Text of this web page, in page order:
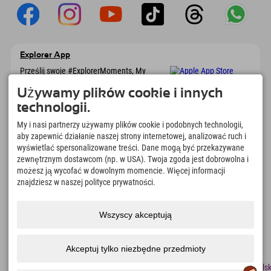
Explorer App
Prześlij swoje #ExplorerMoments, My
marzeń, przeglądem restauracji i wieloma
innymi. Pobierz teraz!
Czas na chwile odkrywcy
166
Jeziora górskie i baseny
rekreacyjne
4.634km
Stoki do jazdy na nartach i
snowboardzie
8.991km
Używamy plików cookie i innych
technologii.
My i nasi partnerzy używamy plików cookie i podobnych technologii,
aby zapewnić działanie naszej strony internetowej, analizować ruch i
wyświetlać spersonalizowane treści. Dane mogą być przekazywane
zewnętrznym dostawcom (np. w USA). Twoja zgoda jest dobrowolna i
możesz ją wycofać w dowolnym momencie. Więcej informacji
znajdziesz w naszej polityce prywatności.
Wszyscy akceptują
Akceptuj tylko niezbędne przedmioty